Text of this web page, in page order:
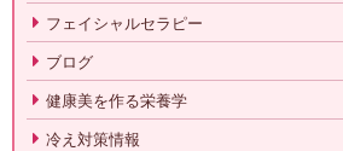
フェイシャルセラピー
ブログ
健康美を作る栄養学
冷え対策情報